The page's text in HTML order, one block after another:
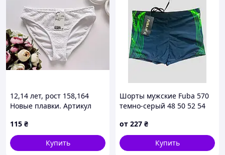
12,14 лет, рост 158,164
Новые плавки. Артикул
115 ₴
Купить
Шорты мужские Fuba 570
темно-серый 48 50 52 54
от 227 ₴
Купить